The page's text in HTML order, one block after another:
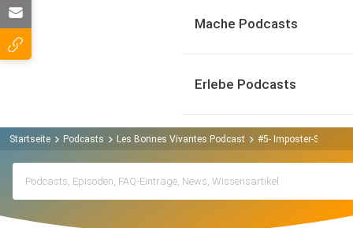
Mache Podcasts
Erlebe Podcasts
Startseite Podcasts Les Bonnes Vivantes Podcast #5- Imposter-